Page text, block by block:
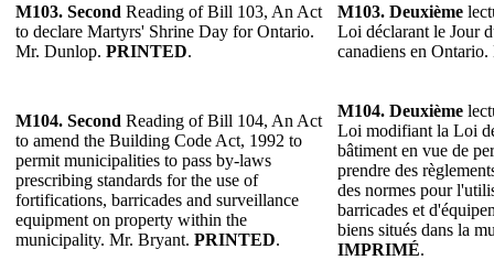
M103. Second Reading of Bill 103, An Act
to declare Martyrs' Shrine Day for Ontario.
Mr. Dunlop. PRINTED.
M103. Deuxième
Loi déclarant le Jour
canadiens en
M104. Second Reading of Bill 104, An Act
to amend the Building Code Act, 1992 to
permit municipalities to pass by-laws
prescribing standards for the use of
fortifications, barricades and surveillance
equipment on property within the
municipality. Mr. Bryant. PRINTED.
M104. Deuxième
Loi modifiant la Loi
bâtiment en vue de
prendre des
des normes pour
barricades et
biens situés dans la
IMPRIMÉ.